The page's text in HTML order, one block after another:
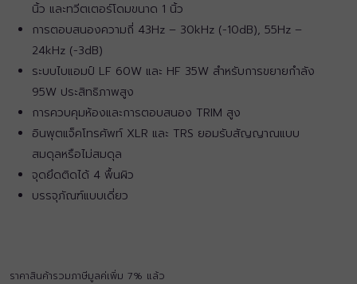
นิ้ว และทวีตเตอร์โดมขนาด 1 นิ้ว
การตอบสนองความถี่ 43Hz – 30kHz (-10dB), 55Hz –
24kHz (-3dB)
ระบบไบแอมป์ LF 60W และ HF 35W สำหรับการขยายกำลัง
95W ประสิทธิภาพสูง
การควบคุมห้องและการตอบสนอง TRIM สูง
อินพุตแจ็คโทรศัพท์ XLR และ TRS ยอมรับสัญญาณแบบ
สมดุลหรือไม่สมดุล
จุดยึดติดได้ 4 พื้นผิว
บรรจุภัณฑ์แบบเดี่ยว
ราคาสินค้ารวมภาษีมูลค่เพิ่ม 7% แล้ว